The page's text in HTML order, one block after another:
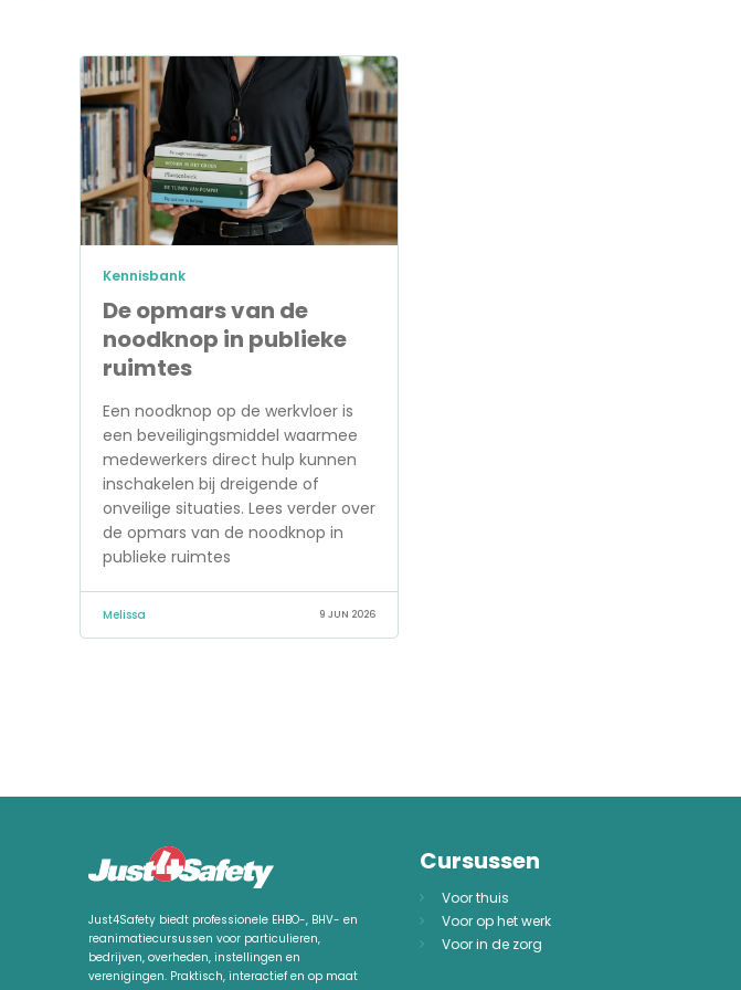
De opmars van de
noodknop in publieke
ruimtes
Kennisbank
Een noodknop op de werkvloer is
een beveiligingsmiddel waarmee
medewerkers direct hulp kunnen
inschakelen bij dreigende of
onveilige situaties. Lees verder over
de opmars van de noodknop in
publieke ruimtes
Melissa 9 JUN 2026
Just4Safety biedt professionele EHBO-, BHV- en
reanimatiecursussen voor particulieren,
bedrijven, overheden, instellingen en
verenigingen. Praktisch, interactief en op maat
Cursussen
Voor thuis
Voor op het werk
Voor in de zorg